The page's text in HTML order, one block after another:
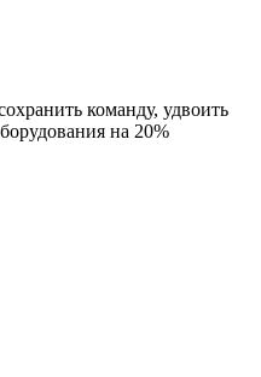
команду, удвоить
на 20%